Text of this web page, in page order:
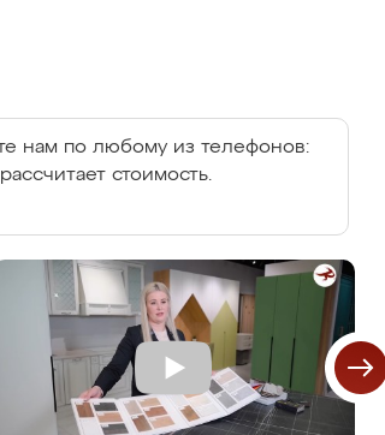
нам по любому из телефонов:
стоимость.